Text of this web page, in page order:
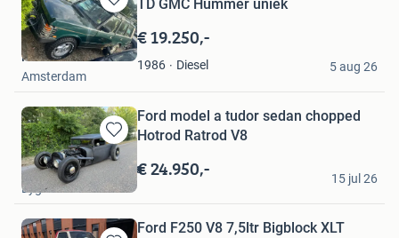
Bewaren
in
Mijn
Favorieten
TD GMC Hummer uniek
€ 19.250,-
1986 Diesel
Fredo
Amsterdam
5 aug 26
Bewaren
in
Favorieten
Ford model a tudor sedan chopped
Hotrod Ratrod V8
€ 24.950,-
Maik’s Hotrod Garage
Eygelshoven
15 jul 26
Ford F250 V8 7,5ltr Bigblock XLT